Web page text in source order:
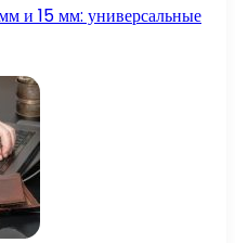
и 15 мм: универсальные